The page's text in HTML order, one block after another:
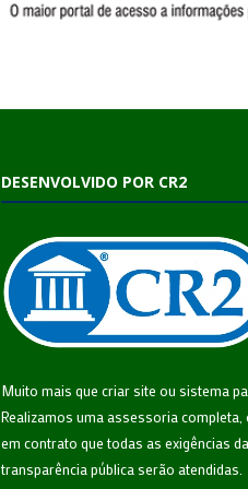
DESENVOLVIDO POR CR2
Muito mais que criar site ou sistema
Realizamos uma assessoria completa,
em contrato que todas as exigências
transparência pública serão atendidas.